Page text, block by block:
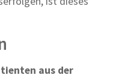
aus der